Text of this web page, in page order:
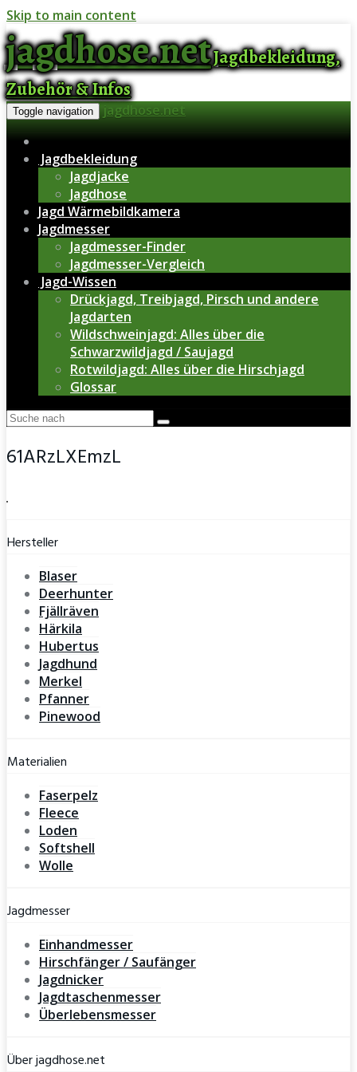
Skip to main content
jagdhose.netJagdbekleidung,
Zubehör & Infos
Toggle navigation jagdhose.net
Jagdbekleidung
Jagdjacke
Jagdhose
Jagd Wärmebildkamera
Jagdmesser
Jagdmesser-Finder
Jagdmesser-Vergleich
Jagd-Wissen
Drückjagd, Treibjagd, Pirsch und andere
Jagdarten
Wildschweinjagd: Alles über die
Schwarzwildjagd / Saujagd
Rotwildjagd: Alles über die Hirschjagd
Glossar
61ARzLXEmzL
Hersteller
Blaser
Deerhunter
Fjällräven
Härkila
Hubertus
Jagdhund
Merkel
Pfanner
Pinewood
Materialien
Faserpelz
Fleece
Loden
Softshell
Wolle
Jagdmesser
Einhandmesser
Hirschfänger / Saufänger
Jagdnicker
Jagdtaschenmesser
Überlebensmesser
Über jagdhose.net